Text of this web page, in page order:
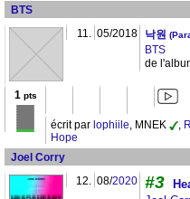
BTS
11. 05/2018 낙원
BTS
de
1 pts
écrit par lophiile, MNEK ,
Hope
Joel Corry
12. 08/2020 #3